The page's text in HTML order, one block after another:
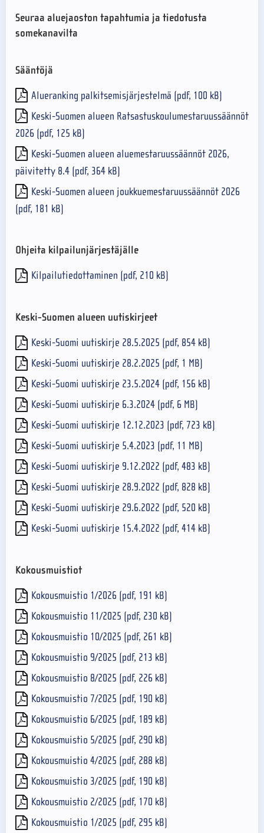
Seuraa aluejaoston tapahtumia ja tiedotusta
somekanavilta
Sääntöjä
Alueranking palkitsemisjärjestelmä (pdf, 100 kB)
Keski-Suomen alueen Ratsastuskoulumestaruussäännöt
2026 (pdf, 125 kB)
Keski-Suomen alueen aluemestaruussäännöt 2026,
päivitetty 8.4 (pdf, 364 kB)
Keski-Suomen alueen joukkuemestaruussäännöt 2026
(pdf, 181 kB)
Ohjeita kilpailunjärjestäjälle
Kilpailutiedottaminen (pdf, 210 kB)
Keski-Suomen alueen uutiskirjeet
Keski-Suomi uutiskirje 28.5.2025 (pdf, 854 kB)
Keski-Suomi uutiskirje 28.2.2025 (pdf, 1 MB)
Keski-Suomi uutiskirje 23.5.2024 (pdf, 156 kB)
Keski-Suomi uutiskirje 6.3.2024 (pdf, 6 MB)
Keski-Suomi uutiskirje 12.12.2023 (pdf, 723 kB)
Keski-Suomi uutiskirje 5.4.2023 (pdf, 11 MB)
Keski-Suomi uutiskirje 9.12.2022 (pdf, 483 kB)
Keski-Suomi uutiskirje 28.9.2022 (pdf, 828 kB)
Keski-Suomi uutiskirje 29.6.2022 (pdf, 520 kB)
Keski-Suomi uutiskirje 15.4.2022 (pdf, 414 kB)
Kokousmuistiot
Kokousmuistio 1/2026 (pdf, 191 kB)
Kokousmuistio 11/2025 (pdf, 230 kB)
Kokousmuistio 10/2025 (pdf, 261 kB)
Kokousmuistio 9/2025 (pdf, 213 kB)
Kokousmuistio 8/2025 (pdf, 226 kB)
Kokousmuistio 7/2025 (pdf, 190 kB)
Kokousmuistio 6/2025 (pdf, 189 kB)
Kokousmuistio 5/2025 (pdf, 290 kB)
Kokousmuistio 4/2025 (pdf, 288 kB)
Kokousmuistio 3/2025 (pdf, 190 kB)
Kokousmuistio 2/2025 (pdf, 170 kB)
Kokousmuistio 1/2025 (pdf, 295 kB)